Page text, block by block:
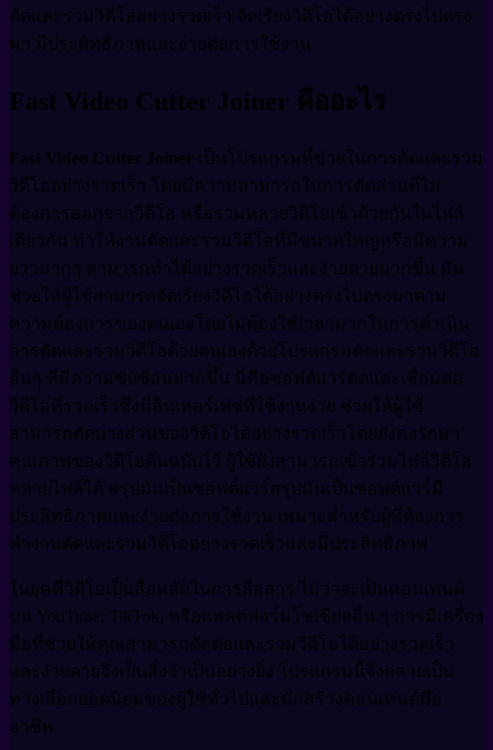
ตัดและรวมวิดีโออย่างรวดเร็ว จัดเรียงวิดีโอได้อย่างตรงไปตรง
มา มีประสิทธิภาพและง่ายต่อการใช้งาน
Fast Video Cutter Joiner คืออะไร
Fast Video Cutter Joiner เป็นโปรแกรมที่ช่วยในการตัดและรวม
วิดีโออย่างรวดเร็ว โดยมีความสามารถในการตัดส่วนที่ไม่
ต้องการออกจากวิดีโอ หรือรวมหลายวิดีโอเข้าด้วยกันในไฟล์
เดียวกัน ทำให้งานตัดและรวมวิดีโอที่มีขนาดใหญ่หรือมีความ
ยาวมากๆ สามารถทำได้อย่างรวดเร็วและง่ายดายมากขึ้น มัน
ช่วยให้ผู้ใช้สามารถจัดเรียงวิดีโอได้อย่างตรงไปตรงมาตาม
ความต้องการของตนเองโดยไม่ต้องใช้เวลามากในการดำเนิน
การตัดและรวมวิดีโอด้วยตนเองด้วยโปรแกรมตัดและรวมวิดีโอ
อื่นๆ ที่มีความซับซ้อนมากขึ้น นี่คือซอฟต์แวร์ตัดและเชื่อมต่อ
วิดีโอที่รวดเร็วซึ่งมีอินเทอร์เฟซที่ใช้งานง่าย ช่วยให้ผู้ใช้
สามารถตัดบางส่วนของวิดีโอได้อย่างรวดเร็วโดยยังคงรักษา
คุณภาพของวิดีโอต้นฉบับไว้ ผู้ใช้ยังสามารถเข้าร่วมไฟล์วิดีโอ
หลายไฟล์ได้ สรุปมันเป็นซอฟต์แวร์สรุปมันเป็นซอฟต์แวร์มี
ประสิทธิภาพและง่ายต่อการใช้งาน เหมาะสำหรับผู้ที่ต้องการ
ทำงานตัดและรวมวิดีโออย่างรวดเร็วและมีประสิทธิภาพ
ในยุคที่วิดีโอเป็นสื่อหลักในการสื่อสาร ไม่ว่าจะเป็นคอนเทนต์
บน YouTube, TikTok, หรือแพลตฟอร์มโซเชียลอื่น ๆ การมีเครื่อง
มือที่ช่วยให้คุณสามารถตัดต่อและรวมวิดีโอได้อย่างรวดเร็ว
และง่ายดายจึงเป็นสิ่งจำเป็นอย่างยิ่ง โปรแกรมนี้จึงกลายเป็น
ทางเลือกยอดนิยมของผู้ใช้ทั่วไปและนักสร้างคอนเทนต์มือ
อาชีพ